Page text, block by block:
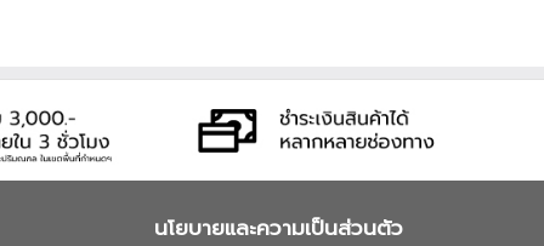
นโยบายและความเป็นส่วนตัว